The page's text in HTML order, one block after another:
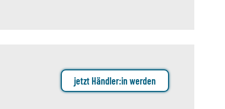
jetzt Händler:in werden